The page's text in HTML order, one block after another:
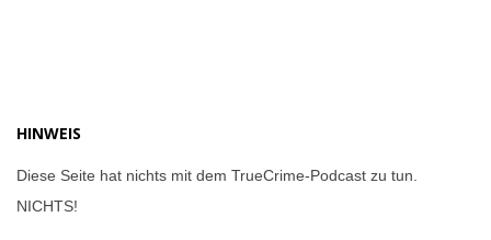
HINWEIS
Diese Seite hat nichts mit dem TrueCrime-Podcast zu tun.
NICHTS!